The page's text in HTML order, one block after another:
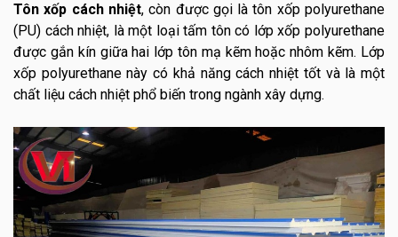
Tôn xốp cách nhiệt, còn được gọi là tôn xốp polyurethane
(PU) cách nhiệt, là một loại tấm tôn có lớp xốp polyurethane
được gắn kín giữa hai lớp tôn mạ kẽm hoặc nhôm kẽm. Lớp
xốp polyurethane này có khả năng cách nhiệt tốt và là một
chất liệu cách nhiệt phổ biến trong ngành xây dựng.